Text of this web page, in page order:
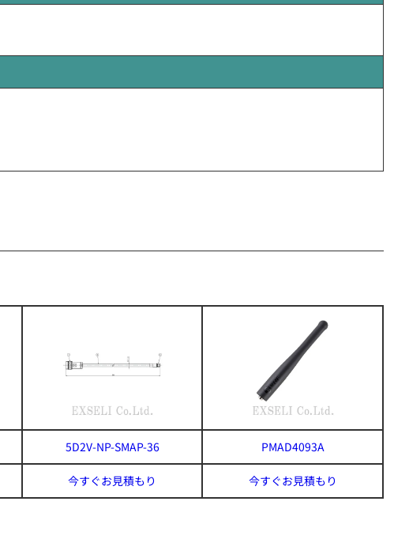
5D2V-NP-SMAP-36 PMAD4093A
今すぐお見積もり 今すぐお見積もり